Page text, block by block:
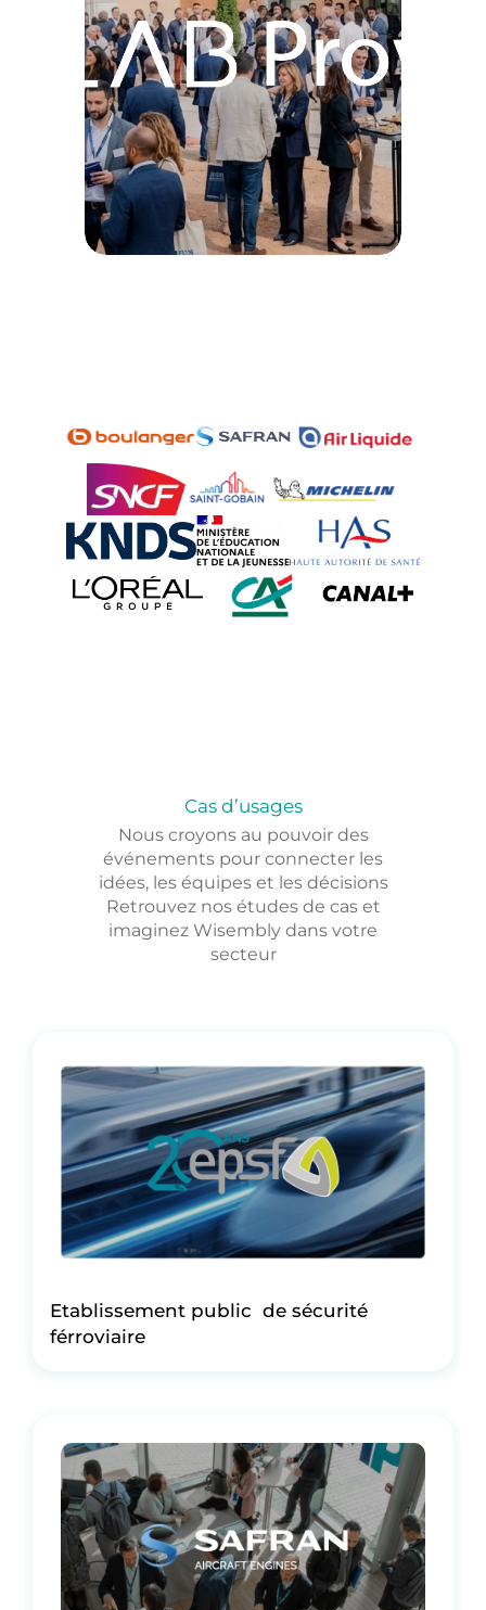
Cas d’usages
Nous croyons au pouvoir des
événements pour connecter les
idées, les équipes et les décisions
Retrouvez nos études de cas et
imaginez Wisembly dans votre
secteur
Etablissement public de sécurité
férroviaire